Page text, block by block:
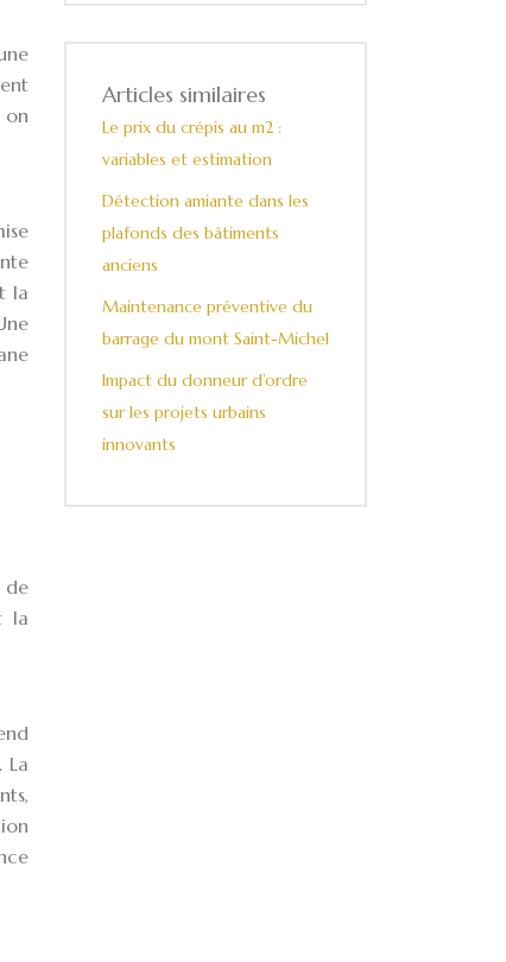
on
la
de
la
La
Articles similaires
Le prix du crépis au m2 :
variables et estimation
Détection amiante dans les
plafonds des bâtiments
anciens
Maintenance préventive du
barrage du mont Saint-Michel
Impact du donneur d’ordre
sur les projets urbains
innovants